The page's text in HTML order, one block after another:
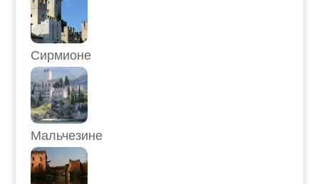
Сирмионе
Мальчезине